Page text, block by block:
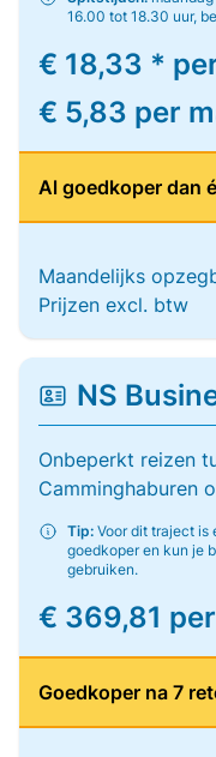
16.00 tot 18.30 uur,
€ 18,33 *
€ 5,83 per
Al goedkoper dan
Maandelijks
Prijzen excl. btw
NS
Onbeperkt reizen
Camminghaburen
Tip: Voor dit traject is
goedkoper en kun je
gebruiken.
€ 369,81
Goedkoper na 7